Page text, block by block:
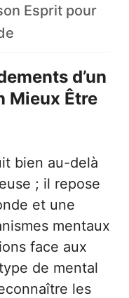
Esprit pour
d’un
Mieux Être
bien au-delà
; il repose
et une
mentaux
face aux
de mental
les